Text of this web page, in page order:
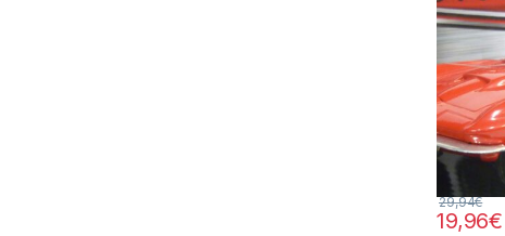
19,96€
29,94€